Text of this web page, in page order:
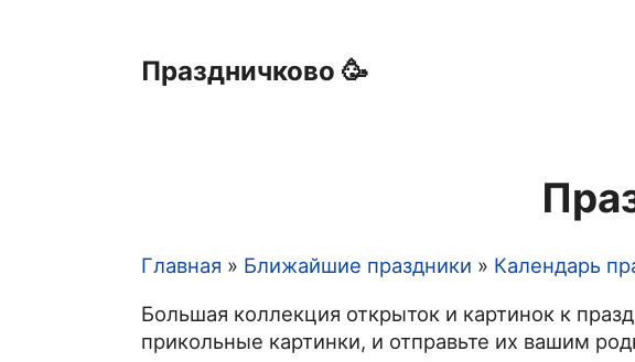
Праздничково 🥳
Строка
навигации
Главная Ближайшие праздники Календарь
Большая коллекция открыток и картинок к
прикольные картинки, и отправьте их вашим